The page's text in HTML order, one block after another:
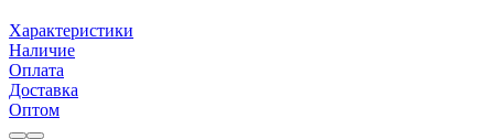
Характеристики
Наличие
Оплата
Доставка
Оптом